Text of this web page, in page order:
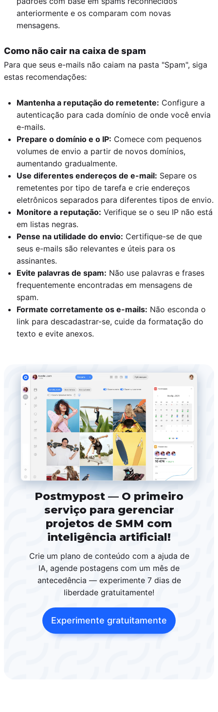
anteriormente e os comparam com novas
mensagens.
Como não cair na caixa de spam
Para que seus e-mails não caiam na pasta "Spam", siga
estas recomendações:
Mantenha a reputação do remetente: Configure a
autenticação para cada domínio de onde você envia
e-mails.
Prepare o domínio e o IP: Comece com pequenos
volumes de envio a partir de novos domínios,
aumentando gradualmente.
Use diferentes endereços de e-mail: Separe os
remetentes por tipo de tarefa e crie endereços
eletrônicos separados para diferentes tipos de envio.
Monitore a reputação: Verifique se o seu IP não está
em listas negras.
Pense na utilidade do envio: Certifique-se de que
seus e-mails são relevantes e úteis para os
assinantes.
Evite palavras de spam: Não use palavras e frases
frequentemente encontradas em mensagens de
spam.
Formate corretamente os e-mails: Não esconda o
link para descadastrar-se, cuide da formatação do
texto e evite anexos.
Postmypost — O primeiro
serviço para gerenciar
projetos de SMM com
inteligência artificial!
Crie um plano de conteúdo com a ajuda de
IA, agende postagens com um mês de
antecedência — experimente 7 dias de
liberdade gratuitamente!
Experimente gratuitamente